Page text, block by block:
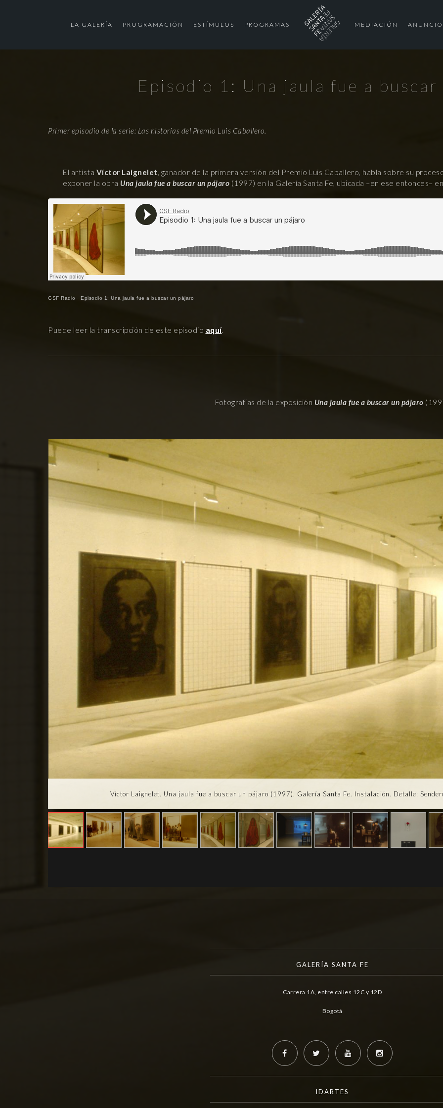
LA GALERÍA PROGRAMACIÓN ESTÍMULOS PROGRAMAS MEDIACIÓN
Episodio 1: Una jaula fue a
Primer episodio de la serie: Las historias del Premio Luis Caballero.
El artista Víctor Laignelet, ganador de la primera versión del Premio Luis Caballero, habla sobre su
exponer la obra Una jaula fue a buscar un pájaro (1997) en la Galería Santa Fe, ubicada –en ese entonces–
GSF Radio · Episodio 1: Una jaula fue a buscar un pájaro
Puede leer la transcripción de este episodio aquí.
Fotografías de la exposición Una jaula fue a buscar un pájaro
Víctor Laignelet. Una jaula fue a buscar un pájaro (1997). Galería Santa Fe. Instalación. Detalle:
GALERÍA SANTA FE
Carrera 1A, entre calles 12C y 12D
Bogotá
IDARTES